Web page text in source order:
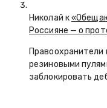
Николай к
Россияне — о
резиновыми
заблокировать